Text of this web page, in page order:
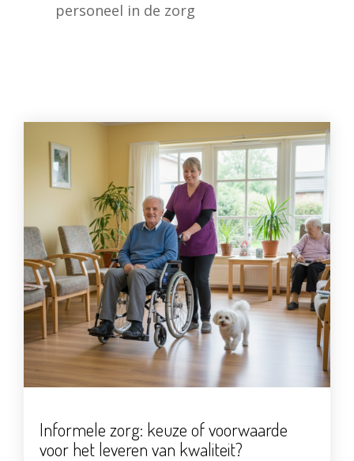
personeel in de zorg
Informele zorg: keuze of voorwaarde
voor het leveren van kwaliteit?